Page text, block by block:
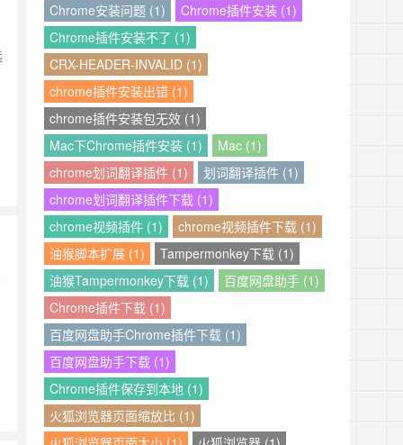
Chrome安装问题 (1)
Chrome插件安装 (1)
Chrome插件安装不了 (1)
CRX-HEADER-INVALID (1)
chrome插件安装出错 (1)
chrome插件安装包无效 (1)
Mac下Chrome插件安装 (1)
Mac (1)
chrome划词翻译插件 (1)
划词翻译插件 (1)
chrome划词翻译插件下载 (1)
chrome视频插件 (1)
chrome视频插件下载 (1)
油猴脚本扩展 (1)
Tampermonkey下载 (1)
油猴Tampermonkey下载 (1)
百度网盘助手 (1)
Chrome插件下载 (1)
百度网盘助手Chrome插件下载 (1)
百度网盘助手下载 (1)
Chrome插件保存到本地 (1)
火狐浏览器页面缩放比 (1)